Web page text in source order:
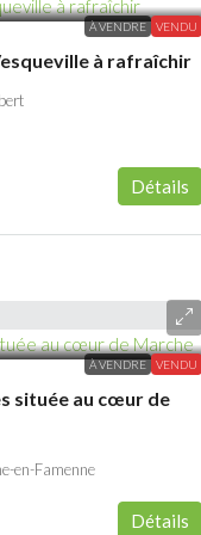
À VENDRE VENDU
à rafraîchir
Détails
À VENDRE VENDU
située au cœur de
en-Famenne
Détails